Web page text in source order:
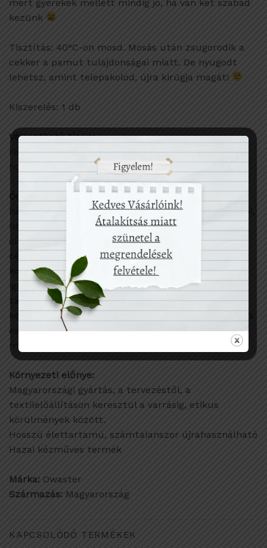
mert gyerekek mellett mindig jó, ha van két szabad
kezünk
Tisztítás: 40°C-on mosd. Mosás után zsugorodik a
cekker a pamut tulajdonságai miatt. De nyugodt
lehetsz, amint telepakolod, újra kirúgja magát!
Kiszerelés: 1 db
Választható típus:
rövidfülű
Összetétel:
hálós alapanyag és fül – 100% natúr pamutfonalból,
címke – 100% pamut
cérna – 50% poliészter, 50% pamut. Ezt a
kompromisszumot muszáj volt megkötnünk, hogy
igazán jól terhelhető, nyújtható, tartós bevásárló
táskát adhassunk neked. Sajnos a pamutcérna
kevesebbet bír, könnyebben elpattan nyúlás-nyújtás
esetén, ami a cekkerre alapból jellemző. Így viszont
Környezeti előnye:
Magyarországi gyártás, a tervezéstől, a
textilelőállításon keresztül a varrásig, etikus
körülmények között.
Hosszú élettartamú, számtalanszor újrahasználható
Hazai kézműves termék
Márka: Owaster
Származás: Magyarország
KAPCSOLÓDÓ TERMÉKEK